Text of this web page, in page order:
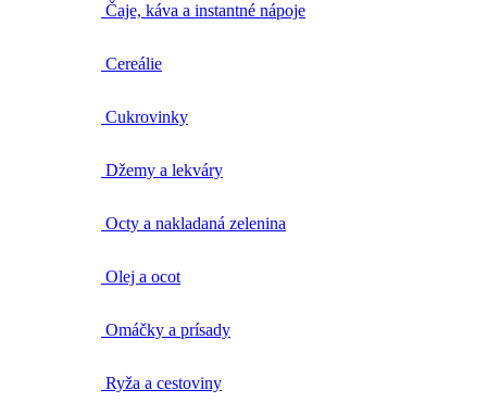
Čaje, káva a instantné nápoje
Cereálie
Cukrovinky
Džemy a lekváry
Octy a nakladaná zelenina
Olej a ocot
Omáčky a prísady
Ryža a cestoviny